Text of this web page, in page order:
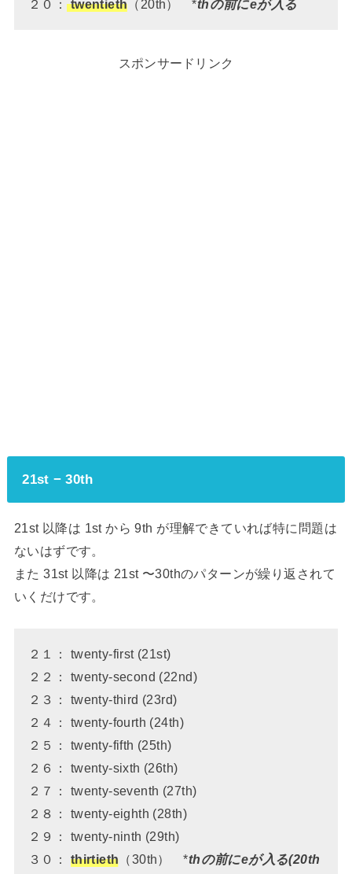
２０：twentieth （20th） *thの前にeが入る
スポンサードリンク
21st − 30th
21st 以降は 1st から 9th が理解できていれば特に問題は
ないはずです。
また 31st 以降は 21st 〜30thのパターンが繰り返されて
いくだけです。
２１： twenty-first (21st)
２２： twenty-second (22nd)
２３： twenty-third (23rd)
２４： twenty-fourth (24th)
２５： twenty-fifth (25th)
２６： twenty-sixth (26th)
２７： twenty-seventh (27th)
２８： twenty-eighth (28th)
２９： twenty-ninth (29th)
３０：
thirtieth （30th） *thの前にeが入る(20th